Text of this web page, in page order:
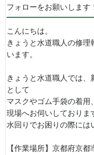
フォローをお願いします
こんにちは。
きょうと水道職人の修
います。
きょうと水道職人では
として
マスクやゴム手袋の着用
現場へお伺いしておりま
水回りでお困りの際には
【作業場所】京都府京